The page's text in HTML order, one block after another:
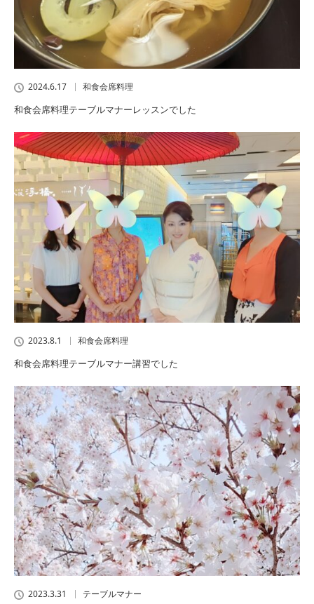
2024.6.17 和食会席料理
和食会席料理テーブルマナーレッスンでした
2023.8.1 和食会席料理
和食会席料理テーブルマナー講習でした
2023.3.31 テーブルマナー